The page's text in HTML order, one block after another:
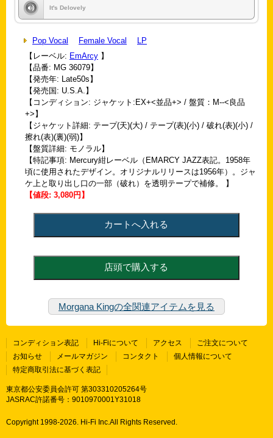
It's Delovely
Pop Vocal Female Vocal
LP
【レーベル: EmArcy 】
【品番: MG 36079】
【発売年: Late50s】
【発売国: U.S.A.】
【コンディション: ジャケット:EX+<並品+> / 盤質：M--<良品
+>】
【ジャケット詳細: テープ(天)(大) / テープ(表)(小) / 破れ(表)(小) /
擦れ(表)(裏)(弱)】
【盤質詳細: モノラル】
【特記事項: Mercury紺レーベル（EMARCY JAZZ表記。1958年
頃に使用されたデザイン。オリジナルリリースは1956年）。ジャ
ケ上と取り出し口の一部（破れ）を透明テープで補修。 】
【値段: 3,080円】
Morgana Kingの全関連アイテムを見る
コンディション表記 Hi-Fiについて アクセス
ご注文について
お知らせ
メールマガジン コンタクト
個人情報について
特定商取引法に基づく表記
東京都公安委員会許可 第303310205264号
JASRAC許諾番号：9010970001Y31018
Copyright 1998-2026. Hi-Fi Inc.All Rights Reserved.